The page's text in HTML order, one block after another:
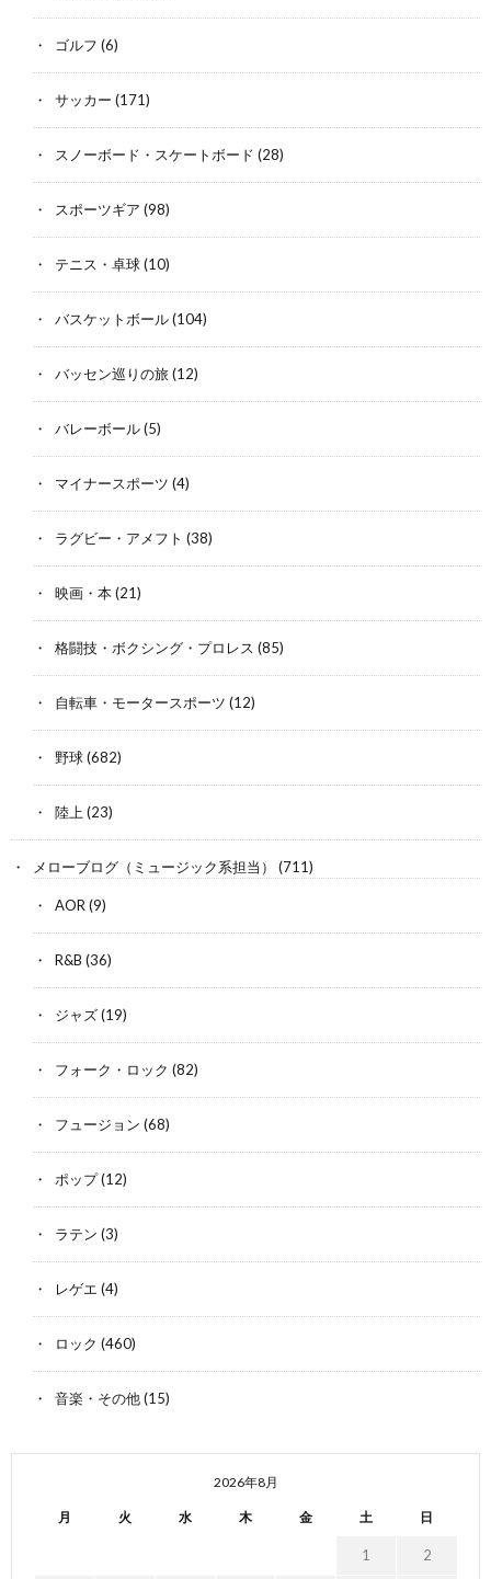
ゴルフ (6)
サッカー (171)
スノーボード・スケートボード (28)
スポーツギア (98)
テニス・卓球(10)
バスケットボール(104)
バッセン巡りの旅(12)
バレーボール(5)
マイナースポーツ (4)
ラグビー・アメフト (38)
映画・本(21)
格闘技・ボクシング・プロレス (85)
自転車・モータースポーツ (12)
野球(682)
陸上 (23)
メローブログ（ミュージック系担当） (711)
AOR (9)
R&B (36)
ジャズ(19)
フォーク・ロック (82)
フュージョン (68)
ポップ(12)
ラテン (3)
レゲエ (4)
ロック (460)
音楽・その他(15)
2026年8月
月 火 水 木 金 土 日
1 2